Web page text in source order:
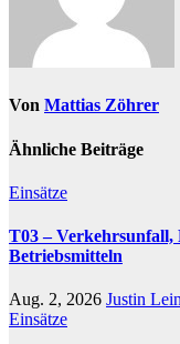
Von Mattias Zöhrer
Ähnliche Beiträge
Einsätze
T03 – Verkehrsunfall,
Betriebsmitteln
Aug. 2, 2026 Justin
Einsätze